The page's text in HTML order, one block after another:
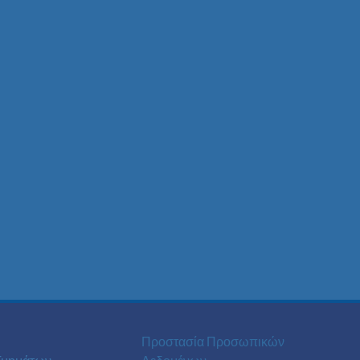
Προστασία Προσωπικών